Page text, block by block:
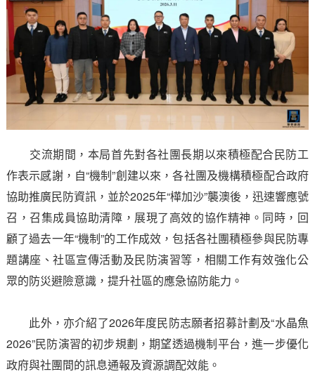
交流期間，本局首先對各社團長期以來積極配合民防工
作表示感謝，自“機制”創建以來，各社團及機構積極配合政府
協助推廣民防資訊，並於2025年“樺加沙”襲澳後，迅速響應號
召，召集成員協助清障，展現了高效的協作精神。同時，回
顧了過去一年“機制”的工作成效，包括各社團積極參與民防專
題講座、社區宣傳活動及民防演習等，相關工作有效強化公
眾的防災避險意識，提升社區的應急協防能力。
此外，亦介紹了2026年度民防志願者招募計劃及“水晶魚
2026”民防演習的初步規劃，期望透過機制平台，進一步優化
政府與社團間的訊息通報及資源調配效能。